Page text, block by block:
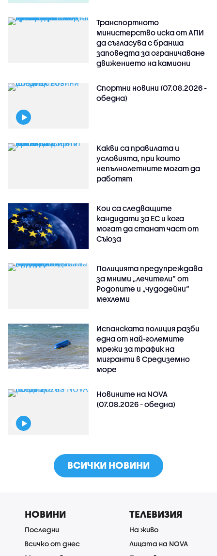
Транспортното
министерство иска от АПИ
да съгласува с бранша
заповедта за ограничаване
движението на камиони
Спортни новини (07.08.2026 -
обедна)
Какви са правилата и
условията, при които
непълнолетните могат да
работят
Кои са следващите
кандидати за ЕС и кога
могат да станат част от
Съюза
Полицията предупреждава
за мними „лечители“ от
Родопите и „чудодейни“
мехлеми
Испанската полиция разби
една от най-големите
мрежи за трафик на
мигранти в Средиземно
море
Новините на NOVA
(07.08.2026 - обедна)
ВСИЧКИ НОВИНИ
НОВИНИ
Последни
Всичко от днес
ТЕЛЕВИЗИЯ
На живо
Лицата на NOVA